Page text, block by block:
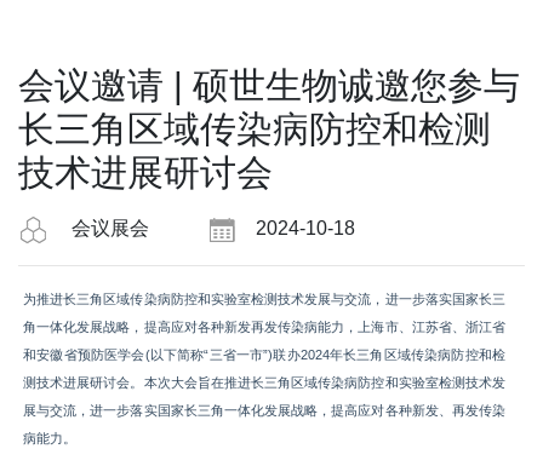
会议邀请 | 硕世生物诚邀您参与
长三角区域传染病防控和检测
技术进展研讨会
会议展会 2024-10-18
为推进长三角区域传染病防控和实验室检测技术发展与交流，进一步落实国家长三
角一体化发展战略，提高应对各种新发再发传染病能力，上海市、江苏省、浙江省
和安徽省预防医学会(以下简称“三省一市”)联办2024年长三角区域传染病防控和检
测技术进展研讨会。本次大会旨在推进长三角区域传染病防控和实验室检测技术发
展与交流，进一步落实国家长三角一体化发展战略，提高应对各种新发、再发传染
病能力。